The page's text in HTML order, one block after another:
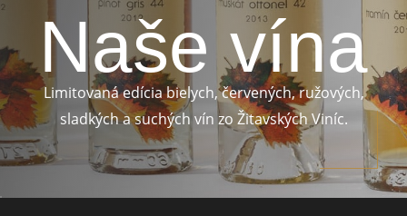
Naše vína
Limitovaná edícia bielych, červených, ružových,
sladkých a suchých vín zo Žitavských Viníc.